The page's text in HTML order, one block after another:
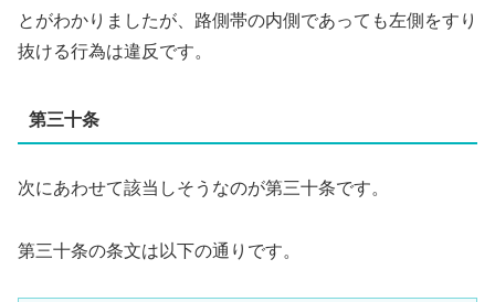
とがわかりましたが、路側帯の内側であっても左側をすり
抜ける行為は違反です。
第三十条
次にあわせて該当しそうなのが第三十条です。
第三十条の条文は以下の通りです。